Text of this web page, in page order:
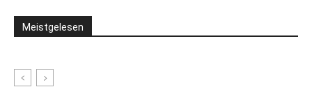
Meistgelesen